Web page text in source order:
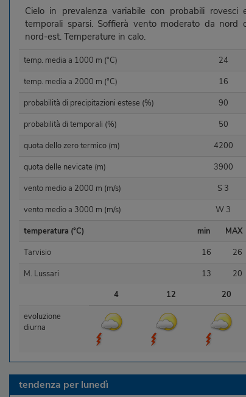
Cielo in prevalenza variabile con probabili rovesci
temporali sparsi. Soffierà vento moderato da nord
nord-est. Temperature in calo.
temp. media a 1000 m (°C)
24
temp. media a 2000 m (°C)
16
probabilità di precipitazioni estese (%)
90
probabilità di temporali (%)
50
quota dello zero termico (m)
4200
quota delle nevicate (m)
3900
vento medio a 2000 m (m/s)
S 3
vento medio a 3000 m (m/s)
W 3
temperatura (°C)
min
MAX
Tarvisio
16
26
M. Lussari
13
20
4
12
20
evoluzione
diurna
tendenza per lunedì